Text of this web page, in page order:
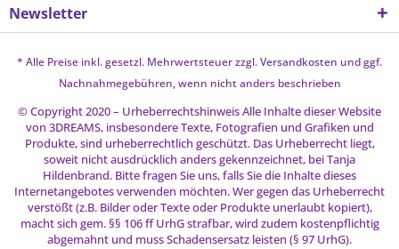
Newsletter
* Alle Preise inkl. gesetzl. Mehrwertsteuer zzgl.Versandkosten und ggf.
Nachnahmegebühren, wenn nicht anders beschrieben
© Copyright 2020 – Urheberrechtshinweis Alle Inhalte dieser Website
von 3DREAMS, insbesondere Texte, Fotografien und Grafiken und
Produkte, sind urheberrechtlich geschützt. Das Urheberrecht liegt,
soweit nicht ausdrücklich anders gekennzeichnet, bei Tanja
Hildenbrand. Bitte fragen Sie uns, falls Sie die Inhalte dieses
Internetangebotes verwenden möchten. Wer gegen das Urheberrecht
verstößt (z.B. Bilder oder Texte oder Produkte unerlaubt kopiert),
macht sich gem. §§ 106 ff UrhG strafbar, wird zudem kostenpflichtig
abgemahnt und muss Schadensersatz leisten (§ 97 UrhG).